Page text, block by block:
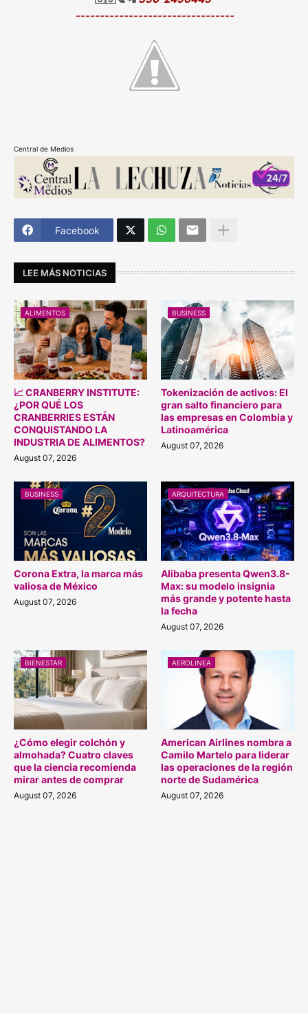
---------------------------------
Central de Medios
Facebook
LEE MÁS NOTICIAS
ALIMENTOS
📈 CRANBERRY INSTITUTE:
¿POR QUÉ LOS
CRANBERRIES ESTÁN
CONQUISTANDO LA
INDUSTRIA DE ALIMENTOS?
August 07, 2026
BUSINESS
Tokenización de activos: El
gran salto financiero para
las empresas en Colombia y
Latinoamérica
August 07, 2026
BUSINESS
Corona Extra, la marca más
valiosa de México
August 07, 2026
ARQUITECTURA
Alibaba presenta Qwen3.8-
Max: su modelo insignia
más grande y potente hasta
la fecha
August 07, 2026
BIENESTAR
¿Cómo elegir colchón y
almohada? Cuatro claves
que la ciencia recomienda
mirar antes de comprar
August 07, 2026
AEROLINEA
American Airlines nombra a
Camilo Martelo para liderar
las operaciones de la región
norte de Sudamérica
August 07, 2026